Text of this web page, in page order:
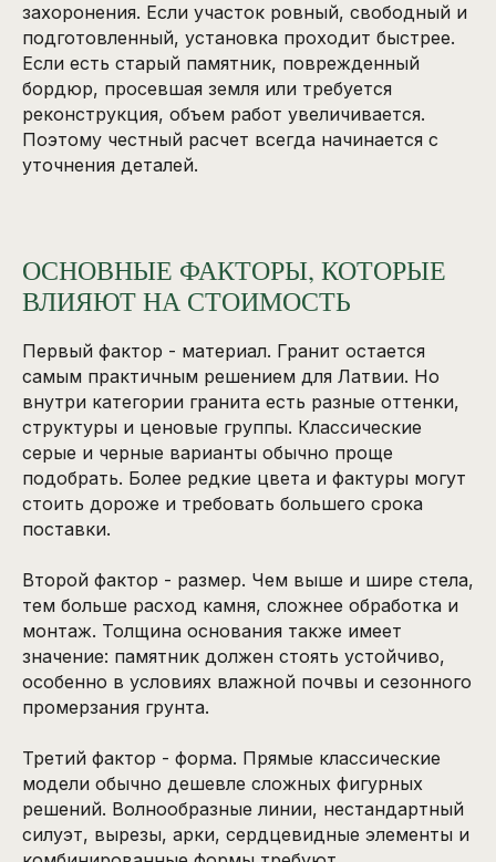
захоронения. Если участок ровный, свободный и
подготовленный, установка проходит быстрее.
Если есть старый памятник, поврежденный
бордюр, просевшая земля или требуется
реконструкция, объем работ увеличивается.
Поэтому честный расчет всегда начинается с
уточнения деталей.
ОСНОВНЫЕ ФАКТОРЫ, КОТОРЫЕ
ВЛИЯЮТ НА СТОИМОСТЬ
Первый фактор - материал. Гранит остается
самым практичным решением для Латвии. Но
внутри категории гранита есть разные оттенки,
структуры и ценовые группы. Классические
серые и черные варианты обычно проще
подобрать. Более редкие цвета и фактуры могут
стоить дороже и требовать большего срока
поставки.
Второй фактор - размер. Чем выше и шире стела,
тем больше расход камня, сложнее обработка и
монтаж. Толщина основания также имеет
значение: памятник должен стоять устойчиво,
особенно в условиях влажной почвы и сезонного
промерзания грунта.
Третий фактор - форма. Прямые классические
модели обычно дешевле сложных фигурных
решений. Волнообразные линии, нестандартный
силуэт, вырезы, арки, сердцевидные элементы и